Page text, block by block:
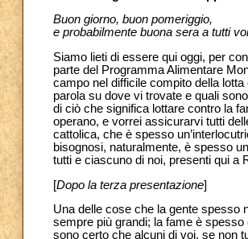
Buon giorno, buon pomeriggio,
e probabilmente buona sera a tutti
Siamo lieti di essere qui oggi, per
parte del Programma Alimentare
campo nel difficile compito della
parola su dove vi trovate e quali
di ciò che significa lottare contro la
operano, e vorrei assicurarvi tutti
cattolica, che è spesso
bisognosi, naturalmente, è spesso
tutti e ciascuno di noi, presenti qui a
[Dopo la terza presentazione]
Una delle cose che la gente spesso
sempre più grandi; la fame è
sono certo che alcuni di voi, se non